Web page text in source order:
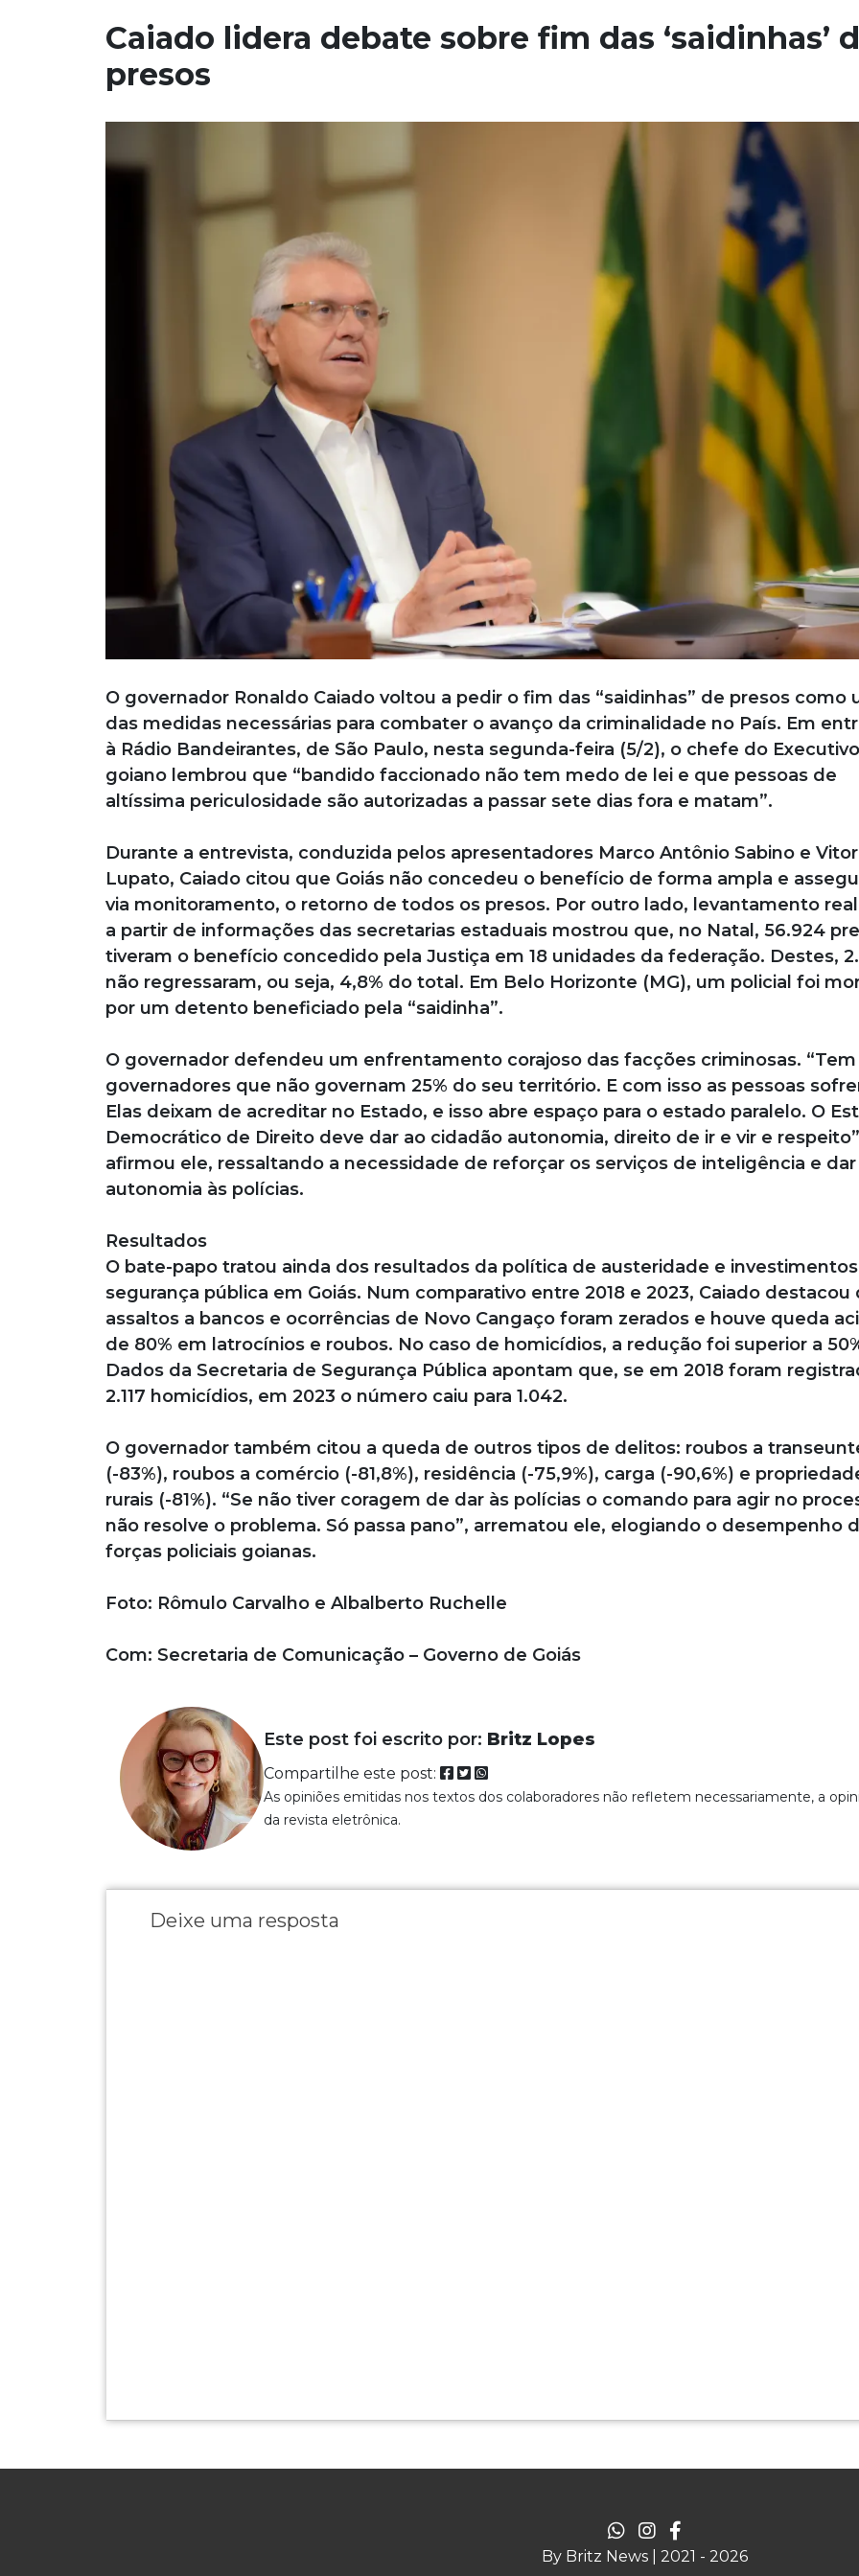
Caiado lidera debate sobre fim das ‘saidinhas’
presos
O governador Ronaldo Caiado voltou a pedir o fim das “saidinhas” de presos como
das medidas necessárias para combater o avanço da criminalidade no País. Em
à Rádio Bandeirantes, de São Paulo, nesta segunda-feira (5/2), o chefe do Executivo
goiano lembrou que “bandido faccionado não tem medo de lei e que pessoas de
altíssima periculosidade são autorizadas a passar sete dias fora e matam”.
Durante a entrevista, conduzida pelos apresentadores Marco Antônio Sabino e Vitor
Lupato, Caiado citou que Goiás não concedeu o benefício de forma ampla e
via monitoramento, o retorno de todos os presos. Por outro lado, levantamento
a partir de informações das secretarias estaduais mostrou que, no Natal, 56.924
tiveram o benefício concedido pela Justiça em 18 unidades da federação. Destes,
não regressaram, ou seja, 4,8% do total. Em Belo Horizonte (MG), um policial foi
por um detento beneficiado pela “saidinha”.
O governador defendeu um enfrentamento corajoso das facções criminosas. “Tem
governadores que não governam 25% do seu território. E com isso as pessoas
Elas deixam de acreditar no Estado, e isso abre espaço para o estado paralelo. O
Democrático de Direito deve dar ao cidadão autonomia, direito de ir e vir e
afirmou ele, ressaltando a necessidade de reforçar os serviços de inteligência e dar
autonomia às polícias.
Resultados
O bate-papo tratou ainda dos resultados da política de austeridade e
segurança pública em Goiás. Num comparativo entre 2018 e 2023, Caiado destacou
assaltos a bancos e ocorrências de Novo Cangaço foram zerados e houve queda
de 80% em latrocínios e roubos. No caso de homicídios, a redução foi superior a
Dados da Secretaria de Segurança Pública apontam que, se em 2018 foram
2.117 homicídios, em 2023 o número caiu para 1.042.
O governador também citou a queda de outros tipos de delitos: roubos a
(-83%), roubos a comércio (-81,8%), residência (-75,9%), carga (-90,6%) e
rurais (-81%). “Se não tiver coragem de dar às polícias o comando para agir no
não resolve o problema. Só passa pano”, arrematou ele, elogiando o desempenho
forças policiais goianas.
Foto: Rômulo Carvalho e Albalberto Ruchelle
Com: Secretaria de Comunicação – Governo de Goiás
Este post foi escrito por: Britz Lopes
Compartilhe este post:
As opiniões emitidas nos textos dos colaboradores não refletem necessariamente, a
da revista eletrônica.
Deixe uma resposta
By Britz News | 2021 - 2026